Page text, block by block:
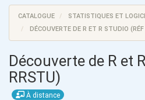
CATALOGUE STATISTIQUES ET
DÉCOUVERTE DE R ET R STUDIO
Découverte de R et
RRSTU)
À distance